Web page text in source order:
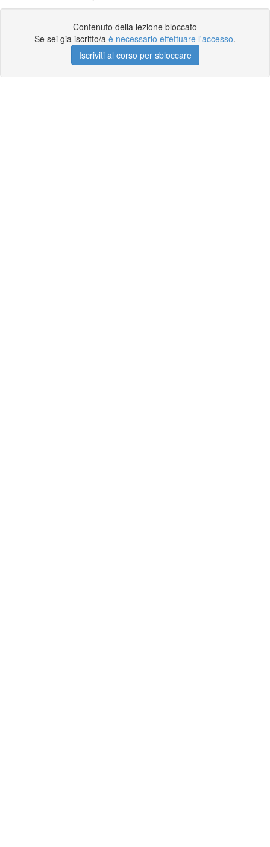
Contenuto della lezione bloccato
Se sei gia iscritto/a è necessario effettuare l'accesso.
Iscriviti al corso per sbloccare